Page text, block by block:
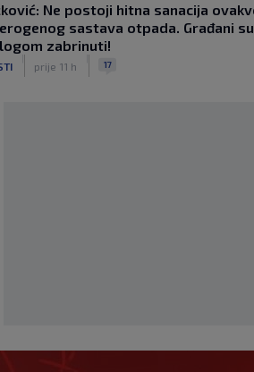
Ne postoji hitna sanacija
sastava otpada. Građani
zabrinuti!
prije 11 h 17